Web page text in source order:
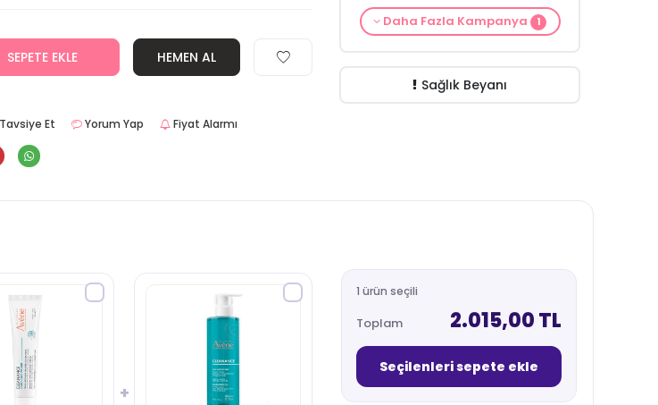
SEPETE EKLE HEMEN AL
Tavsiye Et Yorum Yap Fiyat Alarmı
Cilt Bakım ürünü
siparişinizde
ml 149.90 TL!
Daha Fazla Kampanya 1
Sağlık Beyanı
+
1 ürün seçili
Toplam 2.015,00 TL
Seçilenleri sepete ekle